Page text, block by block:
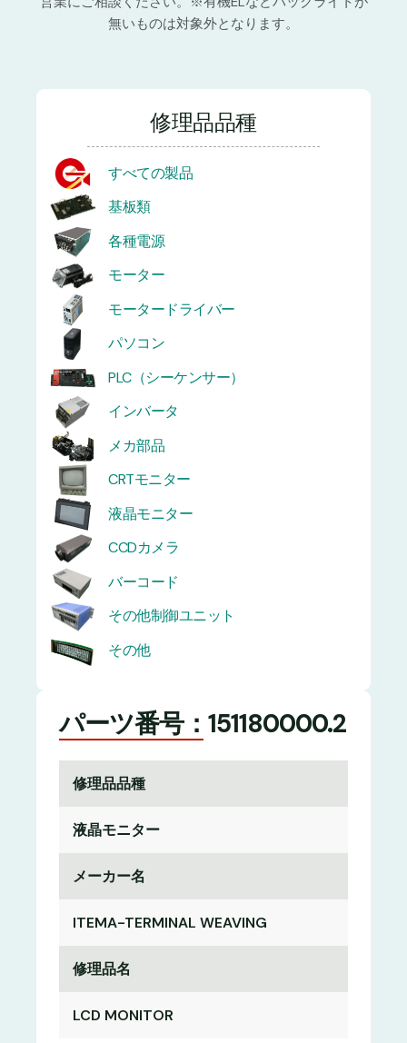
無いものは対象外となります。
修理品品種
すべての製品
基板類
各種電源
モーター
モータードライバー
パソコン
PLC（シーケンサー）
インバータ
メカ部品
CRTモニター
液晶モニター
CCDカメラ
バーコード
その他制御ユニット
その他
パーツ番号：151180000.2
修理品品種
液晶モニター
メーカー名
ITEMA-TERMINAL WEAVING
修理品名
LCD MONITOR